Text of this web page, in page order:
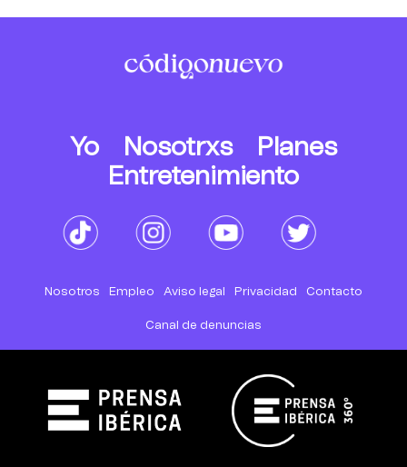
Yo Nosotrxs
Planes
Entretenimiento
Nosotros Empleo Aviso legal Privacidad Contacto
Canal de denuncias